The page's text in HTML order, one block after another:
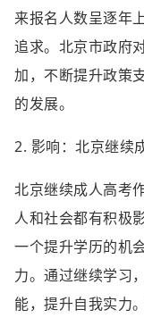
来报名人数呈逐年
追求。北京市政府
加，不断提升政策
的发展。
2. 影响：北京继续
北京继续成人高考
人和社会都有积极
一个提升学历的机
力。通过继续学习
能，提升自我实力